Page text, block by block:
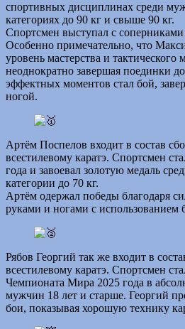
спортивных дисциплинах среди
категориях до 90 кг и свыше 90 кг.
Спортсмен выступал с соперниками
Особенно примечательно, что
уровень мастерства и
неоднократно завершая поединки
эффектных моментов стал бой,
ногой.
Артём Поспелов входит в состав
всестилевому каратэ. Спортсмен
года и завоевал золотую медаль
категории до 70 кг.
Артём одержал победы благодаря
руками и ногами с использованием
Рябов Георгий так же входит в
всестилевому каратэ. Спортсмен
Чемпионата Мира 2025 года в
мужчин 18 лет и старше. Георгий
бои, показывая хорошую технику